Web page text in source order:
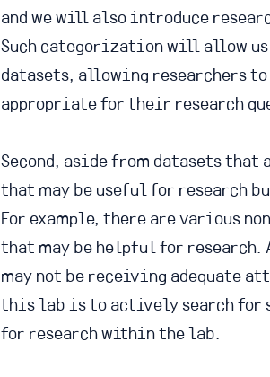
and we will also introduce
Such categorization will allow
datasets, allowing researchers
appropriate for their research
Second, aside from datasets
that may be useful for research
For example, there are various
that may be helpful for research.
may not be receiving adequate
this lab is to actively search for
for research within the lab.